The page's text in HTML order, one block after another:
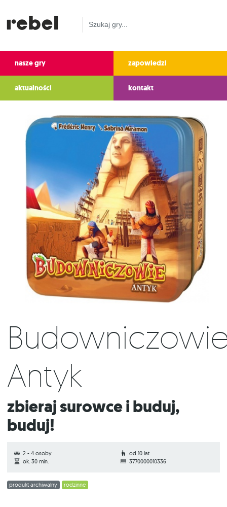
nasze gry zapowiedzi
aktualności kontakt
Antyk
Zbieraj surowce i buduj,
buduj!
2 - 4 osoby
od 10 lat
ok. 30 min.
3770000010336
produkt archiwalny rodzinne